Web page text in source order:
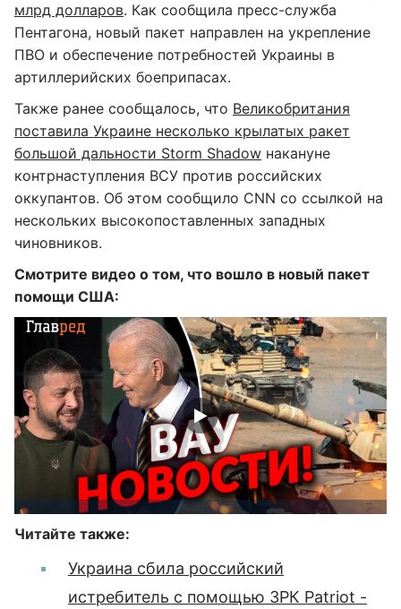
млрд долларов. Как сообщила пресс-служба
Пентагона, новый пакет направлен на укрепление
ПВО и обеспечение потребностей Украины в
артиллерийских боеприпасах.
Также ранее сообщалось, что Великобритания
поставила Украине несколько крылатых ракет
большой дальности Storm Shadow накануне
контрнаступления ВСУ против российских
оккупантов. Об этом сообщило CNN со ссылкой на
нескольких высокопоставленных западных
чиновников.
Смотрите видео о том, что вошло в новый пакет
помощи США:
Читайте также:
Украина сбила российский
истребитель с помощью ЗРК Patriot -